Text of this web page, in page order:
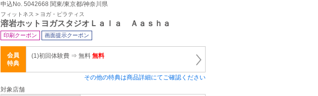
申込No. 5042668 関東/東京都/神奈川県
フィットネス > ヨガ・ピラティス
溶岩ホットヨガスタジオＬａｌａ Ａａｓｈａ
印刷クーポン 画面提示クーポン
会員
特典
(1)初回体験費 ⇒ 無料 無料
その他の特典は商品詳細にてご確認ください
対象店舗